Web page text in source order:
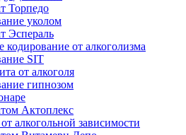
Торпедо
уколом
Эспераль
кодирование от алкоголизма
SIT
от алкоголя
гипнозом
Актоплекс
алкогольной зависимости